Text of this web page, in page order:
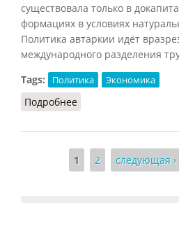
существовала только в
формациях в условиях
Политика автаркии идёт
международного разделения
Tags:
Политика Экономика
Подробнее
Страницы
1 2 следующая ›